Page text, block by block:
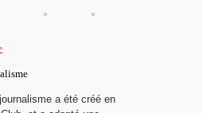
a été créé en